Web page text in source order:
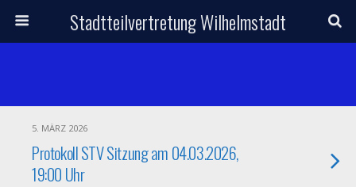
Stadtteilvertretung Wilhelmstadt
5. MÄRZ 2026
Protokoll STV Sitzung am 04.03.2026,
19:00 Uhr